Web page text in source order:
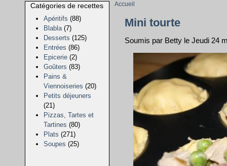
Catégories de recettes
Apéritifs (88)
Blabla (7)
Desserts (125)
Entrées (86)
Epicerie (2)
Goûters (83)
Pains &
Viennoiseries (20)
Petits déjeuners
(21)
Pizzas, Tartes et
Tartines (80)
Plats (271)
Soupes (25)
Accueil
Mini tourte
Soumis par Betty le Jeudi 24